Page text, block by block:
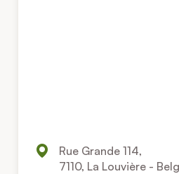
Rue Grande 114,
7110, La Louvière -